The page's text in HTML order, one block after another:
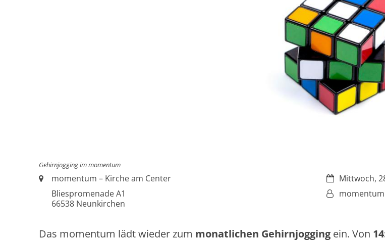
Gehirnjogging im momentum
Datum:Mittwoch,
Von:
Ort:momentum – Kirche am Center
Bliespromenade A1
66538 Neunkirchen
Das momentum lädt wieder zum monatlichen Gehirnjogging ein. Von